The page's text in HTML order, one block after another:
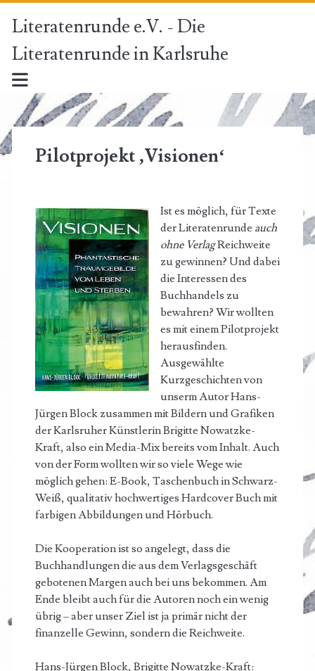
Literatenrunde e.V. - Die
Literatenrunde in Karlsruhe
Pilotprojekt ‚Visionen‘
Ist es möglich, für Texte
der Literatenrunde auch
ohne VerlagReichweite
zu gewinnen? Und dabei
die Interessen des
Buchhandels zu
bewahren? Wir wollten
es mit einem Pilotprojekt
herausfinden.
Ausgewählte
Kurzgeschichten von
unserm Autor Hans-
Jürgen Block zusammen mit Bildern und Grafiken
der Karlsruher Künstlerin Brigitte Nowatzke-
Kraft, also ein Media-Mix bereits vom Inhalt. Auch
von der Form wollten wir so viele Wege wie
möglich gehen: E-Book, Taschenbuch in Schwarz-
Weiß, qualitativ hochwertiges Hardcover Buch mit
farbigen Abbildungen und Hörbuch.
Die Kooperation ist so angelegt, dass die
Buchhandlungen die aus dem Verlagsgeschäft
gebotenen Margen auch bei uns bekommen. Am
Ende bleibt auch für die Autoren noch ein wenig
übrig – aber unser Ziel ist ja primär nicht der
finanzelle Gewinn, sondern die Reichweite.
Hans-Jürgen Block, Brigitte Nowatzke-Kraft: